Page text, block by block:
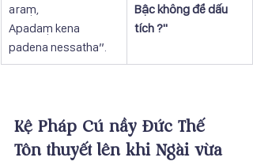
araṃ,
Apadaṃ kena
padena nessatha”.
Bậc không để dấu
tích ?"
Kệ Pháp Cú nầy Đức Thế
Tôn thuyết lên khi Ngài vừa